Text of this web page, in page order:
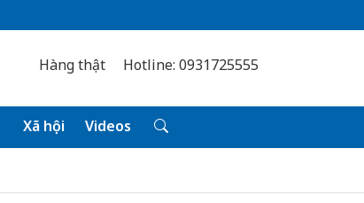
Hàng thật Hotline: 0931725555
Xã hội Videos